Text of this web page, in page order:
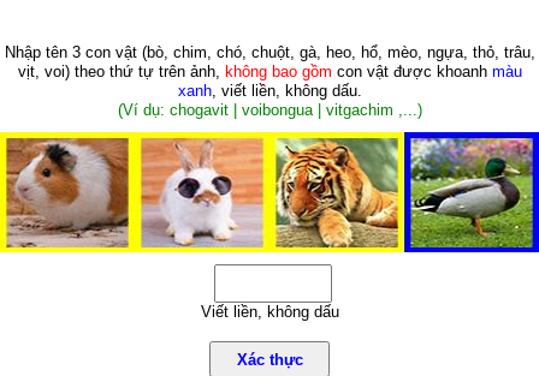
Nhập tên 3 con vật (bò, chim, chó, chuột, gà, heo, hổ, mèo, ngựa, thỏ, trâu,
vịt, voi)theo thứ tự trên ảnh, không bao gồm con vật được khoanh màu
xanh, viết liền, không dấu.
(Ví dụ: chogavit | voibongua | vitgachim ,...)
Viết liền, không dấu
Xác thực